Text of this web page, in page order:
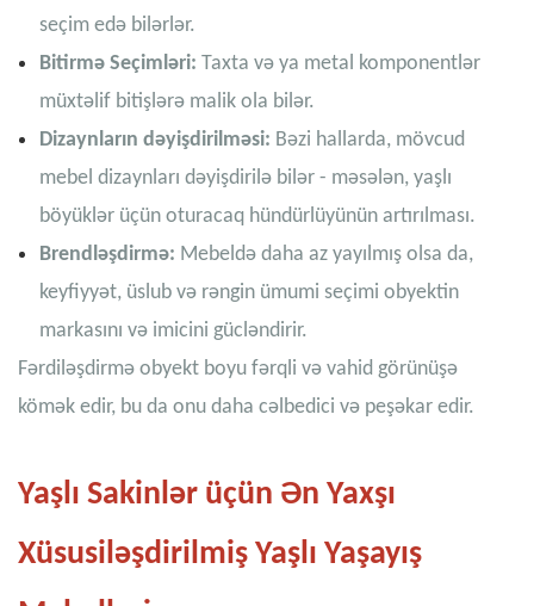
seçim edə bilərlər.
Bitirmə Seçimləri: Taxta və ya metal komponentlər
müxtəlif bitişlərə malik ola bilər.
Dizaynların dəyişdirilməsi: Bəzi hallarda, mövcud
mebel dizaynları dəyişdirilə bilər - məsələn, yaşlı
böyüklər üçün oturacaq hündürlüyünün artırılması.
Brendləşdirmə: Mebeldə daha az yayılmış olsa da,
keyfiyyət, üslub və rəngin ümumi seçimi obyektin
markasını və imicini gücləndirir.
Fərdiləşdirmə obyekt boyu fərqli və vahid görünüşə
kömək edir, bu da onu daha cəlbedici və peşəkar edir.
Yaşlı Sakinlər üçün Ən Yaxşı
Xüsusiləşdirilmiş Yaşlı Yaşayış